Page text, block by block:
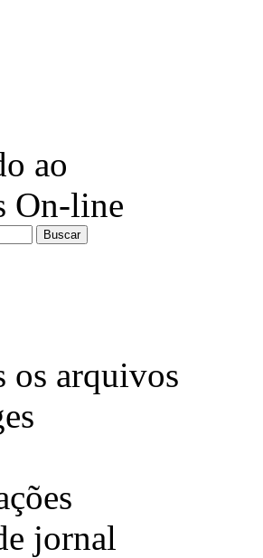
ao
On-line
os arquivos
jornal